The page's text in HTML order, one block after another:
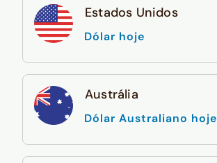
Estados Unidos
Dólar hoje
Austrália
Dólar Australiano hoje